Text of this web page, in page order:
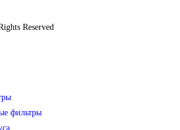
Reserved
фильтры